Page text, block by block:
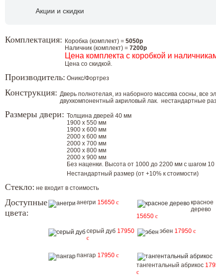
Акции и скидки
Комплектация: Коробка (комплект) = 5050р
Наличник (комплект) = 7200р
Цена комплекта с коробкой и
Цена со скидкой.
Производитель: Оникс/Фортрез
Конструкция: Дверь полнотелая, из наборного массива сосны, все
двухкомпонентный акриловый лак. нестандартные
Размеры двери: Толщина дверей 40 мм
1900 х 550 мм
1900 х 600 мм
2000 х 600 мм
2000 х 700 мм
2000 х 800 мм
2000 х 900 мм
Без наценки. Высота от 1000 до 2200 мм с шагом
Нестандартный размер (от +10% к стоимости)
Стекло: не входит в стоимость
Доступные
цвета:
анегри 15650 c
красное
дерево
15650 c
серый дуб 17950
c
эбен 17950 c
пангар 17950 c
тангентальный абрикос
c